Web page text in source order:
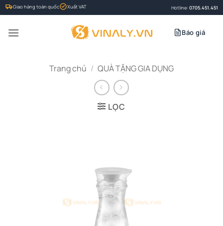
Bỏ
qua
nội
Giao hàng toàn quốc Xuất VAT Hotline: 0705.451.451
Báo giá
Trang chủ / QUÀ TẶNG GIA DỤNG
LỌC